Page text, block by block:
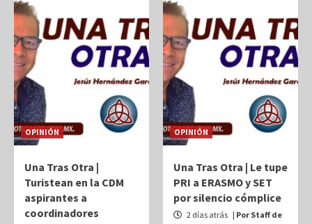
OPINIÓN
Una Tras Otra |
Turistean en la CDM
aspirantes a
coordinadores
OPINIÓN
Una Tras Otra | Le tupe
PRI a ERASMO y SET
por silencio cómplice
2 días atrás | Por Staff de